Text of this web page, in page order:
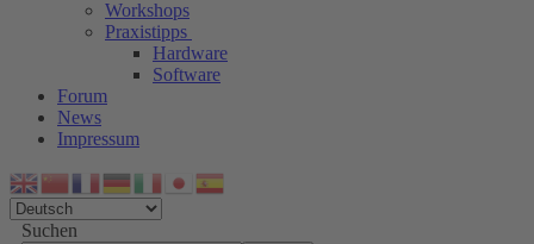
Workshops
Praxistipps
Hardware
Software
Forum
News
Impressum
Suchen